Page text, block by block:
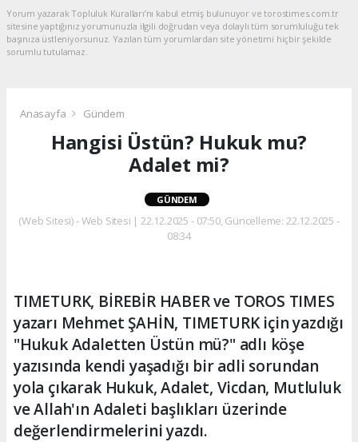
Yorum yazarak Topluluk Kuralları’nı kabul etmiş bulunuyor ve torostimes.com.tr
sitesine yaptığınız yorumunuzla ilgili doğrudan veya dolaylı tüm sorumluluğu tek
başınıza üstleniyorsunuz. Yazılan tüm yorumlardan site yönetimi hiçbir şekilde
sorumlu tutulamaz.
Anasayfa Gündem
Hangisi Üstün? Hukuk mu?
Adalet mi?
GÜNDEM
(Web Sitesi) - Web Sitesi | 22.12.2025 - 07:50, Güncelleme: 22.12.2025 -
08:34
TIMETURK, BİREBİR HABER ve TOROS TIMES
yazarı Mehmet ŞAHİN, TIMETURK için yazdığı
"Hukuk Adaletten Üstün mü?" adlı köşe
yazısında kendi yaşadığı bir adli sorundan
yola çıkarak Hukuk, Adalet, Vicdan, Mutluluk
ve Allah'ın Adaleti başlıkları üzerinde
değerlendirmelerini yazdı.